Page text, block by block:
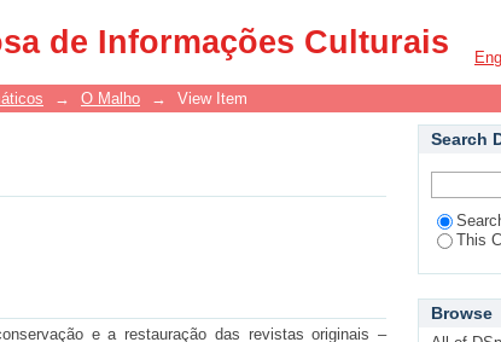
de Informações Culturais
→ O Malho → View Item
e a restauração das revistas originais –
Search
This
Browse